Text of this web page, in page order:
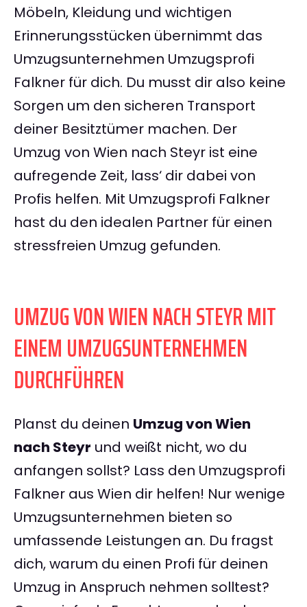
Möbeln, Kleidung und wichtigen
Erinnerungsstücken übernimmt das
Umzugsunternehmen Umzugsprofi
Falkner für dich. Du musst dir also keine
Sorgen um den sicheren Transport
deiner Besitztümer machen. Der
Umzug von Wien nach Steyr ist eine
aufregende Zeit, lass‘ dir dabei von
Profis helfen. Mit Umzugsprofi Falkner
hast du den idealen Partner für einen
stressfreien Umzug gefunden.
UMZUG VON WIEN NACH STEYR MIT
EINEM UMZUGSUNTERNEHMEN
DURCHFÜHREN
Planst du deinen Umzug von Wien
nach Steyr und weißt nicht, wo du
anfangen sollst? Lass den Umzugsprofi
Falkner aus Wien dir helfen! Nur wenige
Umzugsunternehmen bieten so
umfassende Leistungen an. Du fragst
dich, warum du einen Profi für deinen
Umzug in Anspruch nehmen solltest?